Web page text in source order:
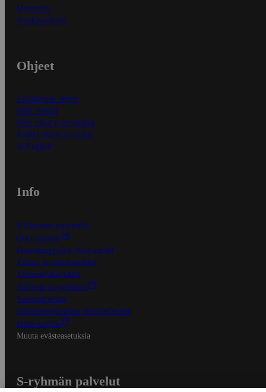
Myymälät
Asiakaspalvelu
Ohjeet
Ensitilaajan ohjeet
Näin maksat
Näin tilaat ja muokkaat
Kaikki ohjeet ja vinkit
In English
Info
S-Business yrityksille
Oiva-raportit
Osuuskauppojen yhteystiedot
Tilaus- ja toimitusehdot
Tietosuojakäytäntö
Palvelun käyttöehdot
Saavutettavuus
Mobiilisovelluksen saavutettavuus
Mainostajalle
Muuta evästeasetuksia
S-ryhmän palvelut